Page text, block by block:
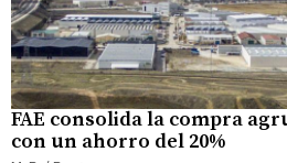
FAE consolida la compra
con un ahorro del 20%